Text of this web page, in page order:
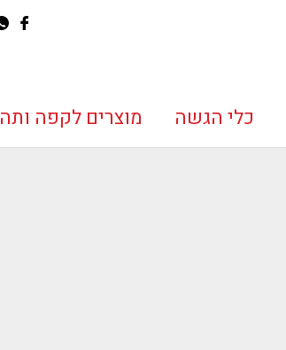
כלי הגשה מוצרים לקפה ותה